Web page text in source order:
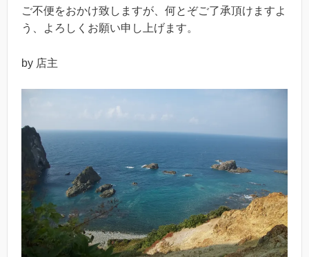
ご不便をおかけ致しますが、何とぞご了承頂けますよ
う、よろしくお願い申し上げます。
by 店主